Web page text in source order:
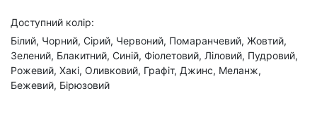
Доступний колір:
Білий, Чорний, Сірий, Червоний, Помаранчевий, Жовтий,
Зелений, Блакитний, Синій, Фіолетовий, Ліловий, Пудровий,
Рожевий, Хакі, Оливковий, Графіт, Джинс, Меланж,
Бежевий, Бірюзовий